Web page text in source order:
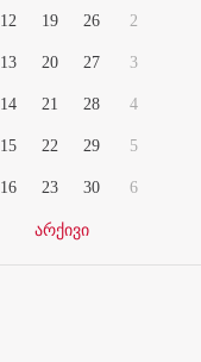
12
13
14
15
16
19
20
21
22
23
26
27
28
29
30
2
3
4
5
6